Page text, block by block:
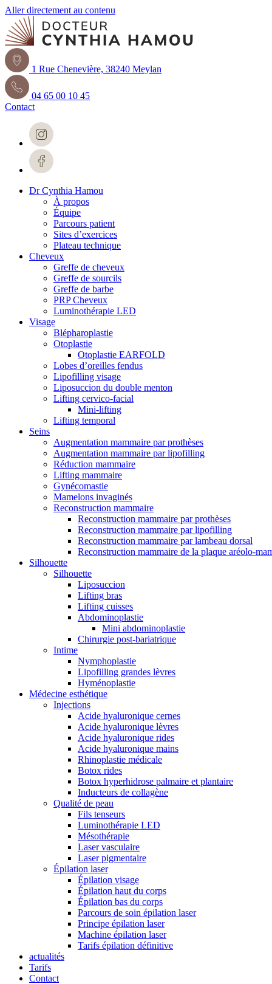
Aller directement au contenu
1 Rue Chenevière, 38240 Meylan
04 65 00 10 45
Contact
Dr Cynthia Hamou
À propos
Équipe
Parcours patient
Sites d’exercices
Plateau technique
Cheveux
Greffe de cheveux
Greffe de sourcils
Greffe de barbe
PRP Cheveux
Luminothérapie LED
Visage
Blépharoplastie
Otoplastie
Otoplastie EARFOLD
Lobes d’oreilles fendus
Lipofilling visage
Liposuccion du double menton
Lifting cervico-facial
Mini-lifting
Lifting temporal
Seins
Augmentation mammaire par prothèses
Augmentation mammaire par lipofilling
Réduction mammaire
Lifting mammaire
Gynécomastie
Mamelons invaginés
Reconstruction mammaire
Reconstruction mammaire par prothèses
Reconstruction mammaire par lipofilling
Reconstruction mammaire par lambeau dorsal
Reconstruction mammaire de la plaque aréolo-
Silhouette
Silhouette
Liposuccion
Lifting bras
Lifting cuisses
Abdominoplastie
Mini abdominoplastie
Chirurgie post-bariatrique
Intime
Nymphoplastie
Lipofilling grandes lèvres
Hyménoplastie
Médecine esthétique
Injections
Acide hyaluronique cernes
Acide hyaluronique lèvres
Acide hyaluronique rides
Acide hyaluronique mains
Rhinoplastie médicale
Botox rides
Botox hyperhidrose palmaire et plantaire
Inducteurs de collagène
Qualité de peau
Fils tenseurs
Luminothérapie LED
Mésothérapie
Laser vasculaire
Laser pigmentaire
Épilation laser
Épilation visage
Épilation haut du corps
Épilation bas du corps
Parcours de soin épilation laser
Principe épilation laser
Machine épilation laser
Tarifs épilation définitive
actualités
Tarifs
Contact